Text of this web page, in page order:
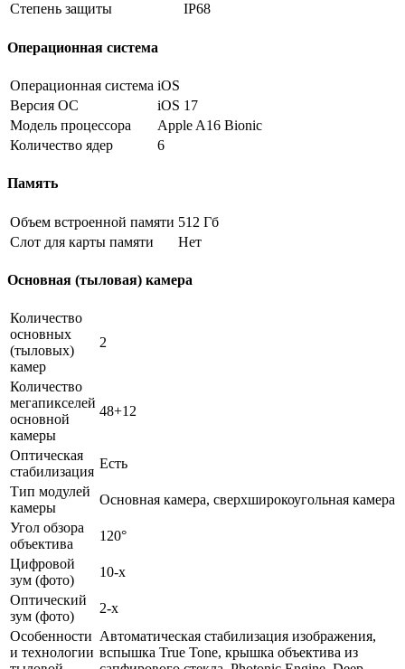
Степень защиты
IP68
Операционная система
Операционная система iOS
Версия ОС
iOS 17
Модель процессора
Apple A16 Bionic
Количество ядер
6
Память
Объем встроенной памяти 512 Гб
Слот для карты памяти
Нет
Основная (тыловая) камера
Количество
основных
(тыловых)
камер
2
Количество
мегапикселей
основной
камеры
48+12
Оптическая
стабилизация
Есть
Тип модулей
камеры
Основная камера, сверхширокоугольная камера
Угол обзора
объектива
120°
Цифровой
зум (фото)
10-x
Оптический
зум (фото)
2-x
Особенности
и технологии
Автоматическая стабилизация изображения,
вспышка True Tone, крышка объектива из